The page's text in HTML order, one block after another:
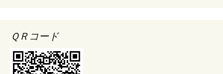
ＱＲコード